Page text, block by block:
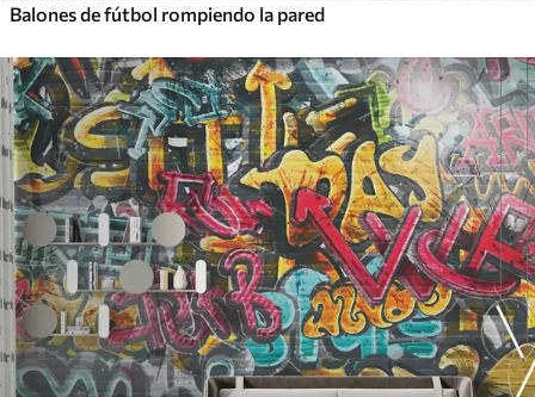
Balones de fútbol rompiendo la pared